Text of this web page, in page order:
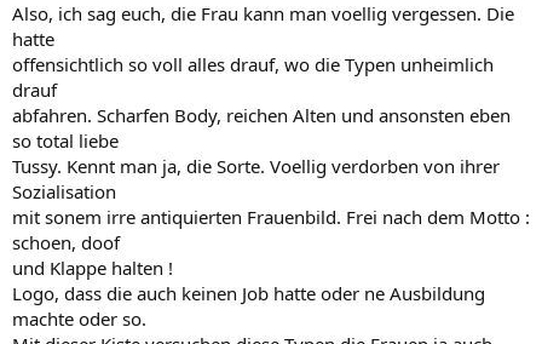
Also, ich sag euch, die Frau kann man voellig vergessen. Die
hatte
offensichtlich so voll alles drauf, wo die Typen unheimlich
drauf
abfahren. Scharfen Body, reichen Alten und ansonsten eben
so total liebe
Tussy. Kennt man ja, die Sorte. Voellig verdorben von ihrer
Sozialisation
mit sonem irre antiquierten Frauenbild. Frei nach dem Motto :
schoen, doof
und Klappe halten !
Logo, dass die auch keinen Job hatte oder ne Ausbildung
machte oder so.